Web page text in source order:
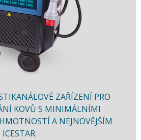
ZAŘÍZENÍ PRO
KOVŮ S MINIMÁLNÍMI
A NEJNOVĚJŠÍM